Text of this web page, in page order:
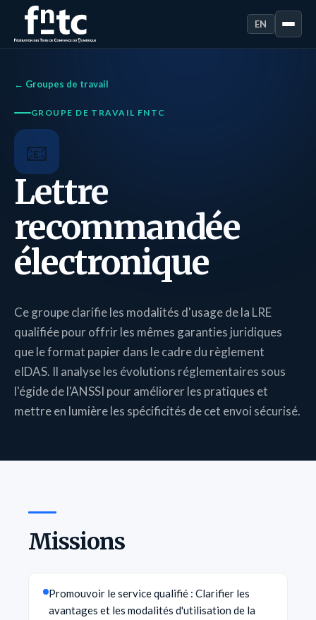
EN
← Groupes de travail
GROUPE DE TRAVAIL FNTC
📧
Lettre
recommandée
électronique
Ce groupe clarifie les modalités d'usage de la LRE
qualifiée pour offrir les mêmes garanties juridiques
que le format papier dans le cadre du règlement
eIDAS. Il analyse les évolutions réglementaires sous
l'égide de l'ANSSI pour améliorer les pratiques et
mettre en lumière les spécificités de cet envoi sécurisé.
Missions
Promouvoir le service qualifié : Clarifier les
avantages et les modalités d'utilisation de la